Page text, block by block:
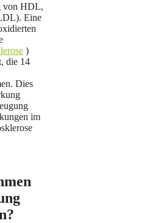
von HDL,
Eine
)
die 14
Dies
im